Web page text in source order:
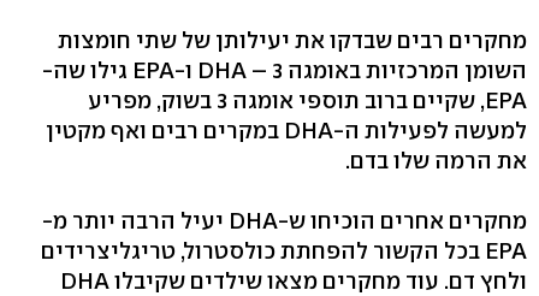
מחקרים רבים שבדקו את יעילותן של שתי חומצות
השומן המרכזיות באומגה 3 – DHA ו-EPA גילו שה-
EPA, שקיים ברוב תוספי אומגה 3 בשוק, מפריע
למעשה לפעילות ה-DHA במקרים רבים ואף מקטין
את הרמה שלו בדם.
מחקרים אחרים הוכיחו ש-DHA יעיל הרבה יותר מ-
EPA בכל הקשור להפחתת כולסטרול, טריגליצרידים
ולחץ דם. עוד מחקרים מצאו שילדים שקיבלו DHA